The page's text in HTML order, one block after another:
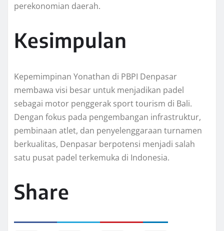
perekonomian daerah.
Kesimpulan
Kepemimpinan Yonathan di PBPI Denpasar
membawa visi besar untuk menjadikan padel
sebagai motor penggerak sport tourism di Bali.
Dengan fokus pada pengembangan infrastruktur,
pembinaan atlet, dan penyelenggaraan turnamen
berkualitas, Denpasar berpotensi menjadi salah
satu pusat padel terkemuka di Indonesia.
Share